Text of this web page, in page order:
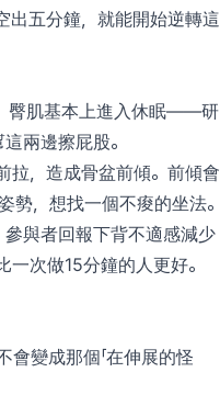
出五分鐘，就能開始逆轉這
臀肌基本上進入休眠——研
兩邊擦屁股。
拉，造成骨盆前傾。前傾會
，想找一個不痠的坐法。
與者回報下背不適感減少
次做15分鐘的人更好。
變成那個「在伸展的怪